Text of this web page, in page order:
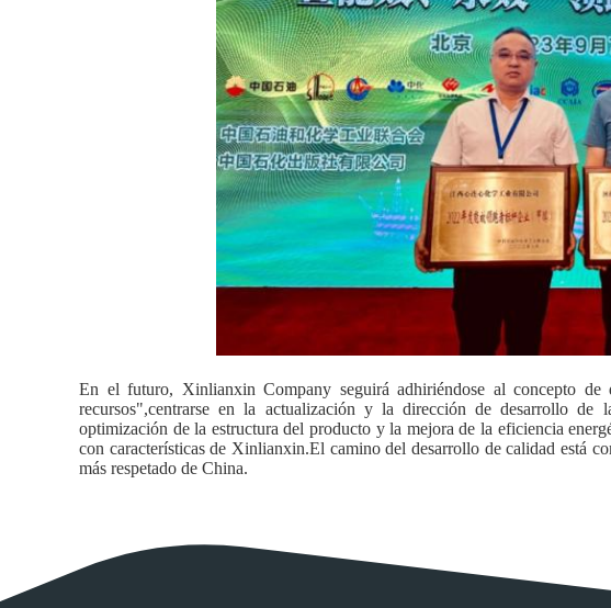
En el futuro, Xinlianxin Company seguirá adhiriéndose al concepto
recursos",centrarse en la actualización y la dirección de desarrollo
optimización de la estructura del producto y la mejora de la eficiencia
con características de Xinlianxin.El camino del desarrollo de calidad está
más respetado de China.